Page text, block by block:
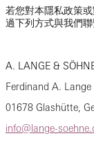
若您對本隱私政策
過下列方式與我們聯
A. LANGE &
Ferdinand A. Lange
01678 Glashütte,
info@lange-